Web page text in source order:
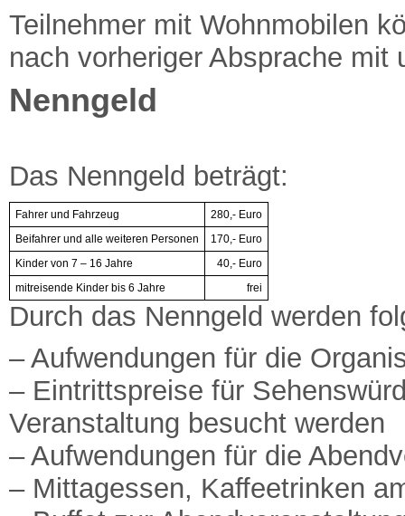
Teilnehmer mit Wohnmobilen
nach vorheriger Absprache mit
Nenngeld
Das Nenngeld beträgt:
Fahrer und Fahrzeug
280,- Euro
Beifahrer und alle weiteren Personen
170,- Euro
Kinder von 7 – 16 Jahre
40,- Euro
mitreisende Kinder bis 6 Jahre
frei
Durch das Nenngeld werden
– Aufwendungen für die
– Eintrittspreise für
Veranstaltung besucht werden
– Aufwendungen für die
– Mittagessen, Kaffeetrinken